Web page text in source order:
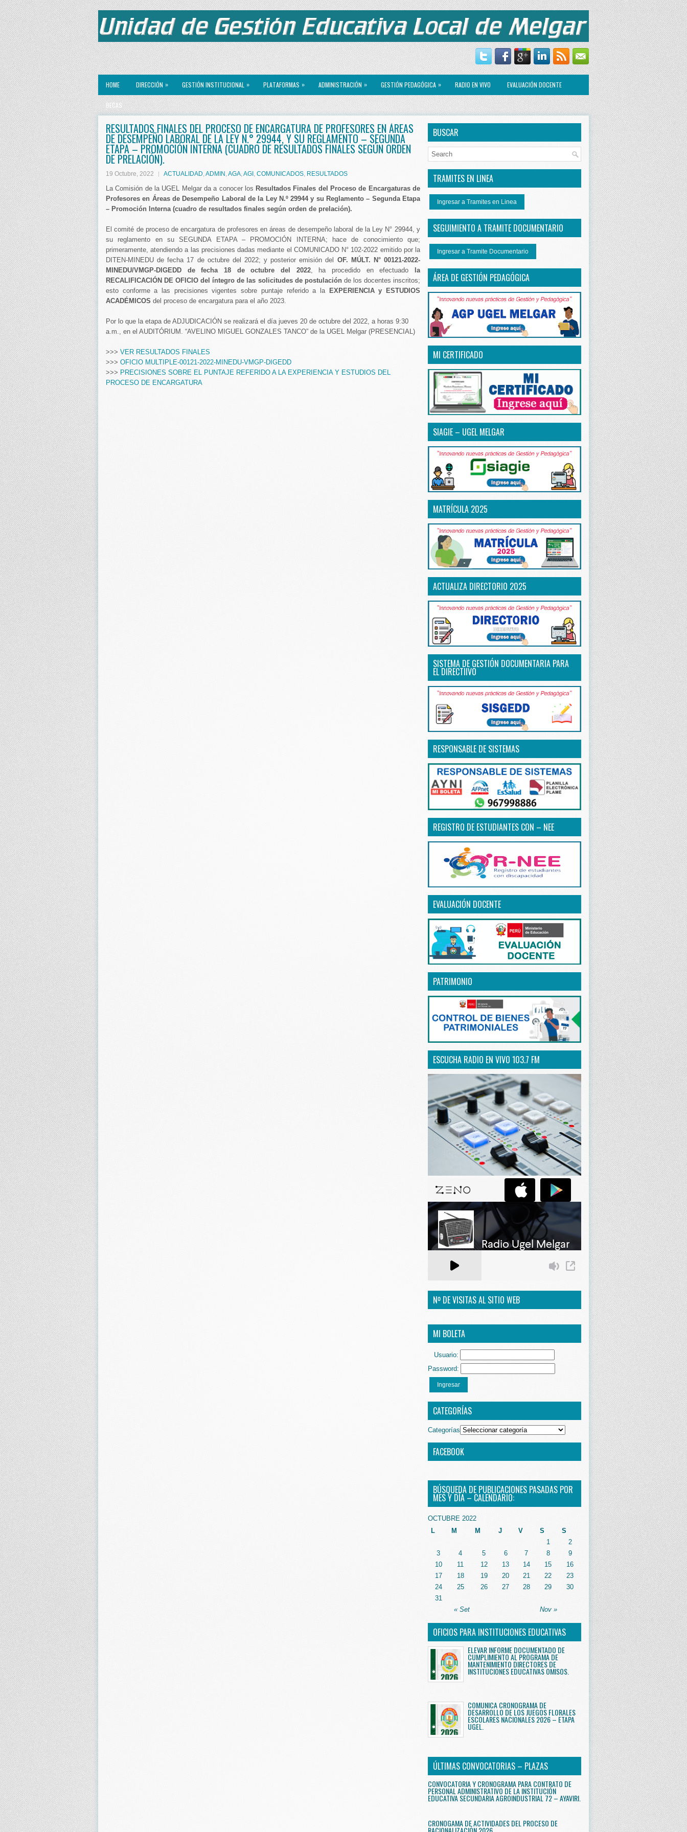
HOME DIRECCIÓN » GESTIÓN INSTITUCIONAL » PLATAFORMAS » ADMINISTRACIÓN » GESTIÓN PEDAGÓGICA » RADIO EN VIVO EVALUACIÓN DOCENTE
BECAS
RESULTADOS FINALES DEL PROCESO DE ENCARGATURA DE PROFESORES EN ÁREAS
DE DESEMPEÑO LABORAL DE LA LEY N.° 29944, Y SU REGLAMENTO – SEGUNDA
ETAPA – PROMOCIÓN INTERNA (CUADRO DE RESULTADOS FINALES SEGÚN ORDEN
DE PRELACIÓN).
19 Octubre, 2022 ACTUALIDAD ADMIN AGA AGI COMUNICADOS RESULTADOS
La Comisión de la UGEL Melgar da a conocer los Resultados Finales del Proceso de Encargaturas de
Profesores en Áreas de Desempeño Laboral de la Ley N.º 29944 y su Reglamento – Segunda Etapa
– Promoción Interna (cuadro de resultados finales según orden de prelación).
El comité de proceso de encargatura de profesores en áreas de desempeño laboral de la Ley N° 29944, y
su reglamento en su SEGUNDA ETAPA – PROMOCIÓN INTERNA; hace de conocimiento que;
primeramente, atendiendo a las precisiones dadas mediante el COMUNICADO N° 102-2022 emitido por la
DITEN-MINEDU de fecha 17 de octubre del 2022; y posterior emisión del OF. MÚLT. N° 00121-2022-
MINEDU/VMGP-DIGEDD de fecha 18 de octubre del 2022, ha procedido en efectuado la
RECALIFICACIÓN DE OFICIO del íntegro de las solicitudes de postulaciónde los docentes inscritos;
esto conforme a las precisiones vigentes sobre puntaje referido a la EXPERIENCIA y ESTUDIOS
ACADÉMICOS del proceso de encargatura para el año 2023.
Por lo que la etapa de ADJUDICACIÓN se realizará el día jueves 20 de octubre del 2022, a horas 9:30
a.m., en el AUDITÓRIUM. “AVELINO MIGUEL GONZALES TANCO” de la UGEL Melgar (PRESENCIAL)
>>> VER RESULTADOS FINALES
>>> OFICIO MULTIPLE-00121-2022-MINEDU-VMGP-DIGEDD
>>> PRECISIONES SOBRE EL PUNTAJE REFERIDO A LA EXPERIENCIA Y ESTUDIOS DEL
PROCESO DE ENCARGATURA
BUSCAR
TRAMITES EN LINEA
Ingresar a Tramites en Linea
SEGUIMIENTO A TRAMITE DOCUMENTARIO
Ingresar a Tramite Documentario
ÁREA DE GESTIÓN PEDAGÓGICA
MI CERTIFICADO
SIAGIE – UGEL MELGAR
MATRÍCULA 2025
ACTUALIZA DIRECTORIO 2025
SISTEMA DE GESTIÓN DOCUMENTARIA PARA
EL DIRECTIIVO
RESPONSABLE DE SISTEMAS
REGISTRO DE ESTUDIANTES CON – NEE
EVALUACIÓN DOCENTE
PATRIMONIO
ESCUCHA RADIO EN VIVO 103.7 FM
Nº DE VISITAS AL SITIO WEB
MI BOLETA
Usuario:
Password:
Ingresar
CATEGORÍAS
Categorías
FACEBOOK
BÚSQUEDA DE PUBLICACIONES PASADAS POR
MES Y DÍA – CALENDARIO:
OCTUBRE 2022
L
M M J V S S
« Set Nov »
1
2
3
4 5 6 7 8
9
10
11 12 13 14 15
16
17
18 19 20 21 22
23
24
25 26 27 28 29
30
31
OFICIOS PARA INSTITUCIONES EDUCATIVAS
ELEVAR INFORME DOCUMENTADO DE
CUMPLIMIENTO AL PROGRAMA DE
MANTENIMIENTO DIRECTORES DE
INSTITUCIONES EDUCATIVAS OMISOS.
COMUNICA CRONOGRAMA DE
DESARROLLO DE LOS JUEGOS FLORALES
ESCOLARES NACIONALES 2026 – ETAPA
UGEL.
ÚLTIMAS CONVOCATORIAS – PLAZAS
CONVOCATORIA Y CRONOGRAMA PARA CONTRATO DE
PERSONAL ADMINISTRATIVO DE LA INSTITUCIÓN
EDUCATIVA SECUNDARIA AGROINDUSTRIAL 72 – AYAVIRI.
CRONOGAMA DE ACTIVIDADES DEL PROCESO DE